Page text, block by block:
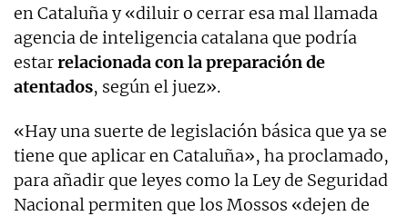
en Cataluña y «diluir o cerrar esa mal llamada
agencia de inteligencia catalana que podría
estarrelacionada con la preparación de
atentados, según el juez».
«Hay una suerte de legislación básica que ya se
tiene que aplicar en Cataluña», ha proclamado,
para añadir que leyes como la Ley de Seguridad
Nacional permiten que los Mossos «dejen de